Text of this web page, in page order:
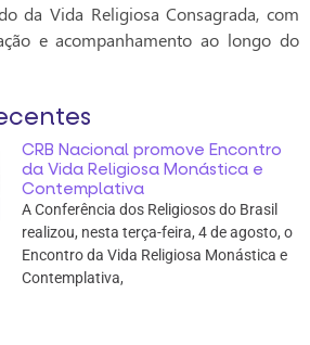
da Vida Religiosa Consagrada, com
e acompanhamento ao longo do
CRB Nacional promove Encontro
da Vida Religiosa Monástica e
Contemplativa
A Conferência dos Religiosos do Brasil
realizou, nesta terça-feira, 4 de agosto, o
Encontro da Vida Religiosa Monástica e
Contemplativa,